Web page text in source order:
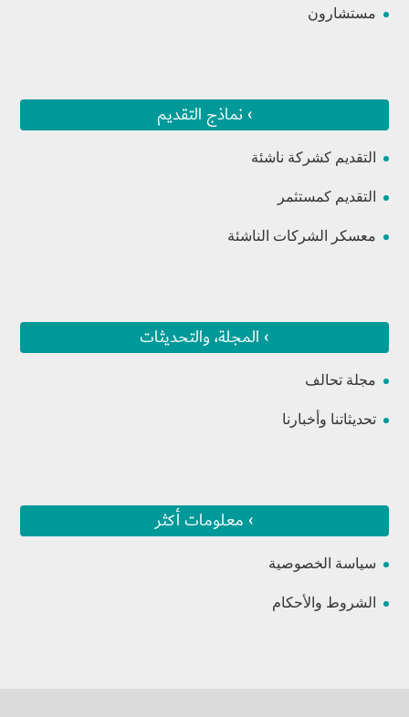
مستشارون
› نماذج التقديم
التقديم كشركة ناشئة
التقديم كمستثمر
معسكر الشركات الناشئة
› المجلة، والتحديثات
مجلة تحالف
تحديثاتنا وأخبارنا
› معلومات أكثر
سياسة الخصوصية
الشروط والأحكام